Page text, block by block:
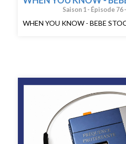
Saison 1 - Épisode 76 -
WHEN YOU KNOW - BEBE